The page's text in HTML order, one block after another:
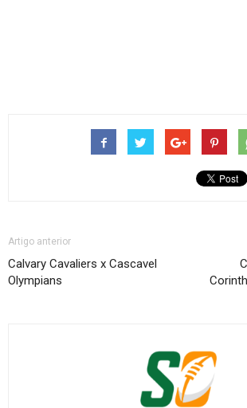
Artigo anterior
Calvary Cavaliers x Cascavel
Olympians